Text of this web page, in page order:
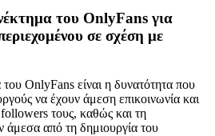
του OnlyFans για
σε σχέση με
OnlyFans είναι η δυνατότητα που
να έχουν άμεση επικοινωνία και
τους, καθώς και τη
άμεσα από τη δημιουργία του